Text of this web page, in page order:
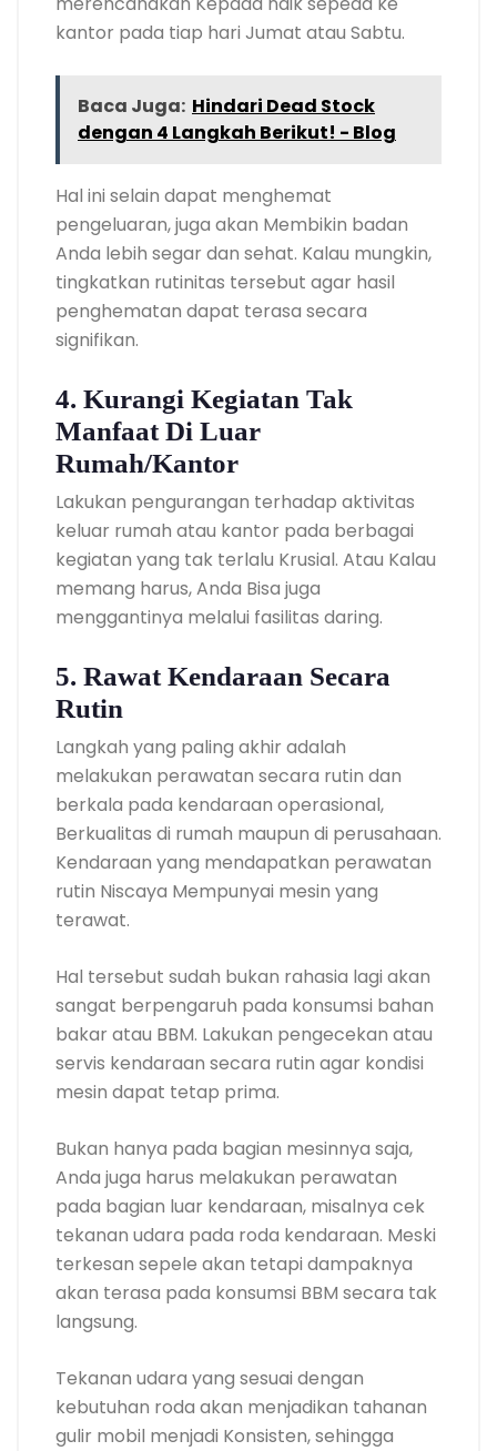
kantor pada tiap hari Jumat atau Sabtu.
Baca Juga: Hindari Dead Stock
dengan 4 Langkah Berikut! - Blog
Hal ini selain dapat menghemat
pengeluaran, juga akan Membikin badan
Anda lebih segar dan sehat. Kalau mungkin,
tingkatkan rutinitas tersebut agar hasil
penghematan dapat terasa secara
signifikan.
4. Kurangi Kegiatan Tak
Manfaat Di Luar
Rumah/Kantor
Lakukan pengurangan terhadap aktivitas
keluar rumah atau kantor pada berbagai
kegiatan yang tak terlalu Krusial. Atau Kalau
memang harus, Anda Bisa juga
menggantinya melalui fasilitas daring.
5. Rawat Kendaraan Secara
Rutin
Langkah yang paling akhir adalah
melakukan perawatan secara rutin dan
berkala pada kendaraan operasional,
Berkualitas di rumah maupun di perusahaan.
Kendaraan yang mendapatkan perawatan
rutin Niscaya Mempunyai mesin yang
terawat.
Hal tersebut sudah bukan rahasia lagi akan
sangat berpengaruh pada konsumsi bahan
bakar atau BBM. Lakukan pengecekan atau
servis kendaraan secara rutin agar kondisi
mesin dapat tetap prima.
Bukan hanya pada bagian mesinnya saja,
Anda juga harus melakukan perawatan
pada bagian luar kendaraan, misalnya cek
tekanan udara pada roda kendaraan. Meski
terkesan sepele akan tetapi dampaknya
akan terasa pada konsumsi BBM secara tak
langsung.
Tekanan udara yang sesuai dengan
kebutuhan roda akan menjadikan tahanan
gulir mobil menjadi Konsisten, sehingga